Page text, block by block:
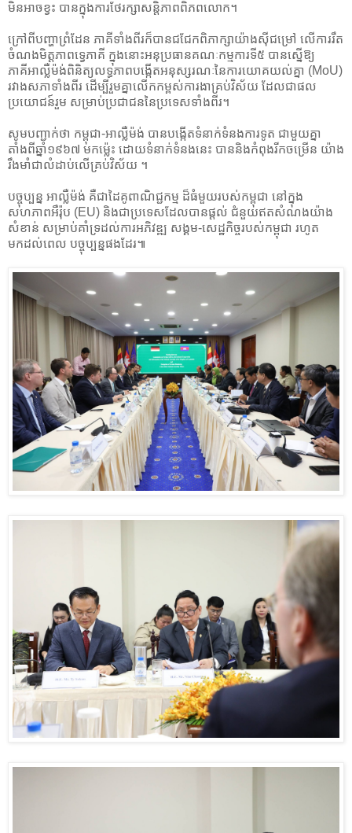
មិនអាចខ្វះ បានក្នុងការថែរក្សាសន្តិភាពពិភពលោក។
ក្រៅពីបញ្ហាព្រំដែន ភាគីទាំងពីរក៏បានជជែកពិភាក្សាយ៉ាងស៊ីជម្រៅ លើការរឹត
ចំណងមិត្តភាពទ្វេភាគី ក្នុងនោះអនុប្រធានគណៈកម្មការទី៥ បានស្នើឱ្យ
ភាគីអាល្លឺម៉ង់ពិនិត្យលទ្ធភាពបង្កើតអនុស្សរណៈនៃការយោគយល់គ្នា (MoU)
រវាងសភាទាំងពីរ ដើម្បីរួមគ្នាលើកកម្ពស់ការងាគ្រប់វិស័យ ដែលជាផល
ប្រយោជន៍រួម សម្រាប់ប្រជាជននៃប្រទេសទាំងពីរ។
សូមបញ្ជាក់ថា កម្ពុជា-អាល្លឺម៉ង់ បានបង្កើតទំនាក់ទំនងការទូត ជាមួយគ្នា
តាំងពីឆ្នាំ១៩៦៧ មកម្ល៉េះ ដោយទំនាក់ទំនងនេះ បាននិងកំពុងរីកចម្រើន យ៉ាង
រឹងមាំជាលំដាប់លើគ្រប់វិស័យ ។
បច្ចុប្បន្ន អាល្លឺម៉ង់ គឺជាដៃគូពាណិជ្ជកម្ម ដ៏ធំមួយរបស់កម្ពុជា នៅក្នុង
សហភាពអឺរ៉ុប (EU) និងជាប្រទេសដែលបានផ្តល់ ជំនួយឥតសំណងយ៉ាង
សំខាន់ សម្រាប់គាំទ្រដល់ការអភិវឌ្ឍ សង្គម-សេដ្ឋកិច្ចរបស់កម្ពុជា រហូត
មកដល់ពេល បច្ចុប្បន្នផងដែរ៕